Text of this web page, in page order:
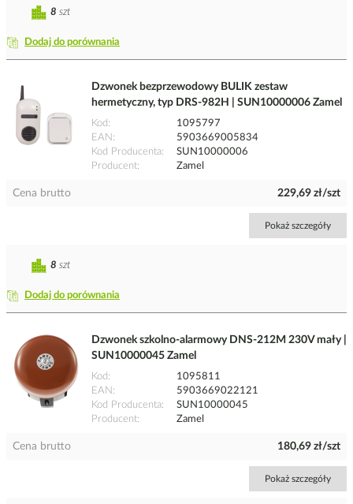
Dodaj do porównania
8 szt
Dzwonek bezprzewodowy BULIK zestaw
hermetyczny, typ DRS-982H | SUN10000006 Zamel
Kod
1095797
EAN
5903669005834
Kod Producenta
SUN10000006
Producent
Zamel
Cena brutto 229,69 zł/szt
Pokaż szczegóły
Dodaj do porównania
8 szt
Dzwonek szkolno-alarmowy DNS-212M 230V mały |
SUN10000045 Zamel
Kod
1095811
EAN
5903669022121
Kod Producenta
SUN10000045
Producent
Zamel
Cena brutto 180,69 zł/szt
Pokaż szczegóły